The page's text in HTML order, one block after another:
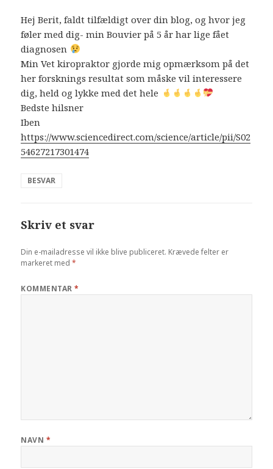
Hej Berit, faldt tilfældigt over din blog, og hvor jeg
føler med dig- min Bouvier på 5 år har lige fået
diagnosen
Min Vet kiropraktor gjorde mig opmærksom på det
her forsknings resultat som måske vil interessere
dig, held og lykke med det hele
Bedste hilsner
Iben
https://www.sciencedirect.com/science/article/pii/S02
54627217301474
BESVAR
Skriv et svar
Din e-mailadresse vil ikke blive publiceret. Krævede felter er
markeret med*
KOMMENTAR*
NAVN *